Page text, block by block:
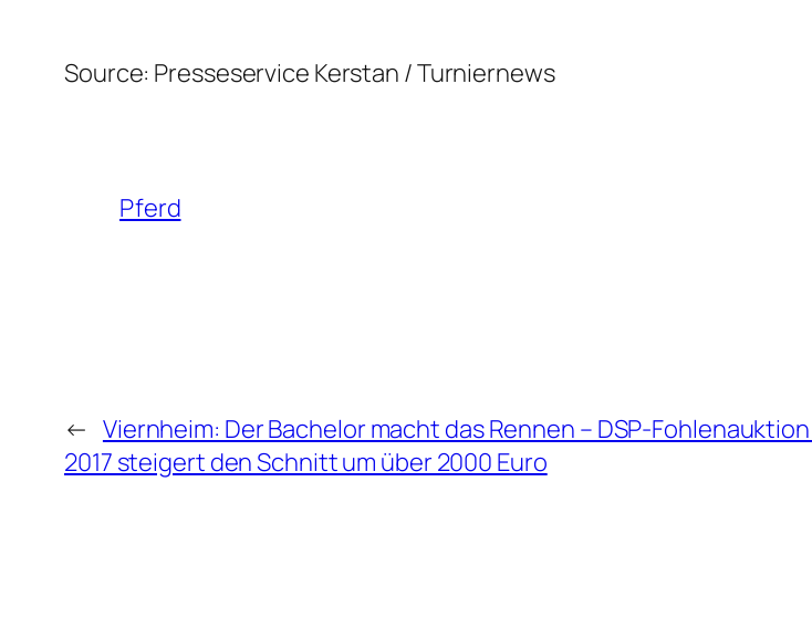
Source: Presseservice Kerstan / Turniernews
Pferd
← Viernheim: Der Bachelor macht das Rennen – DSP-Fohlenauktion
2017 steigert den Schnitt um über 2000 Euro